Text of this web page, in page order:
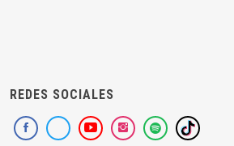
REDES SOCIALES